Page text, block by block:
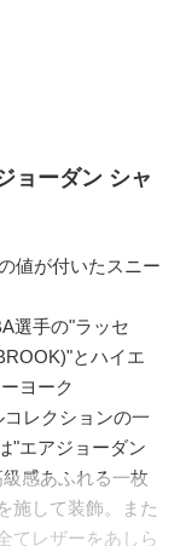
ョーダン シャ
値が付いたスニー
選手の"ラッセ
とハイエ
ヨーク
レクションの一
"エアジョーダン
感あふれる一枚
施して装飾。また
てレザーをあしら